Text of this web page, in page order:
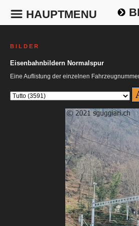
HAUPTMENU
B I L D E R
Eisenbahnbildern Normalspur
Eine Auflistung der einzelnen